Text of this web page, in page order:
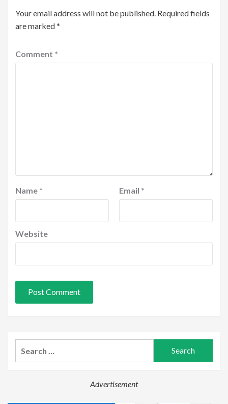
Your email address will not be published. Required fields
are marked*
Comment *
Name * Email *
Website
Advertisement